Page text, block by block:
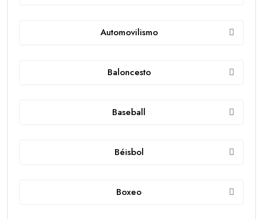
Automovilismo
Baloncesto
Baseball
Béisbol
Boxeo